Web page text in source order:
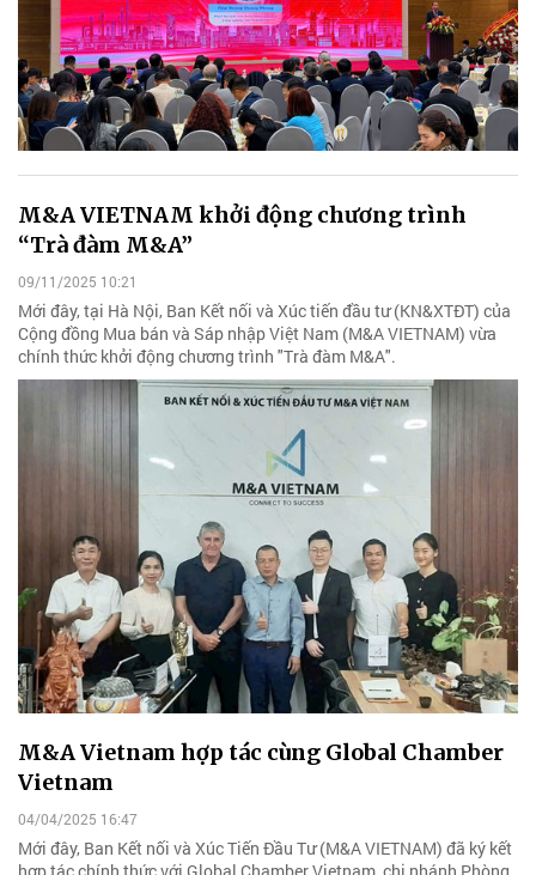
M&A VIETNAM khởi động chương trình
“Trà đàm M&A”
09/11/2025 10:21
Mới đây, tại Hà Nội, Ban Kết nối và Xúc tiến đầu tư (KN&XTĐT) của
Cộng đồng Mua bán và Sáp nhập Việt Nam (M&A VIETNAM) vừa
chính thức khởi động chương trình "Trà đàm M&A".
M&A Vietnam hợp tác cùng Global Chamber
Vietnam
04/04/2025 16:47
Mới đây, Ban Kết nối và Xúc Tiến Đầu Tư (M&A VIETNAM) đã ký kết